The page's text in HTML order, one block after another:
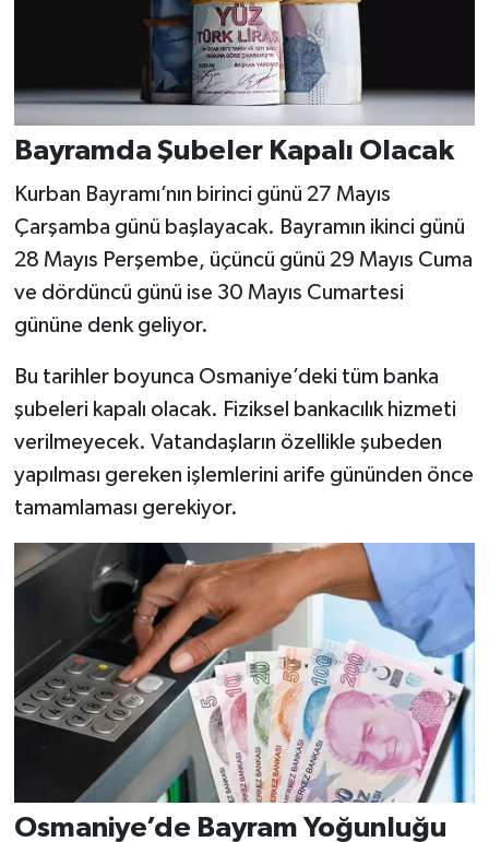
Bayramda Şubeler Kapalı Olacak
Kurban Bayramı’nın birinci günü 27 Mayıs
Çarşamba günü başlayacak. Bayramın ikinci günü
28 Mayıs Perşembe, üçüncü günü 29 Mayıs Cuma
ve dördüncü günü ise 30 Mayıs Cumartesi
gününe denk geliyor.
Bu tarihler boyunca Osmaniye’deki tüm banka
şubeleri kapalı olacak. Fiziksel bankacılık hizmeti
verilmeyecek. Vatandaşların özellikle şubeden
yapılması gereken işlemlerini arife gününden önce
tamamlaması gerekiyor.
Osmaniye’de Bayram Yoğunluğu